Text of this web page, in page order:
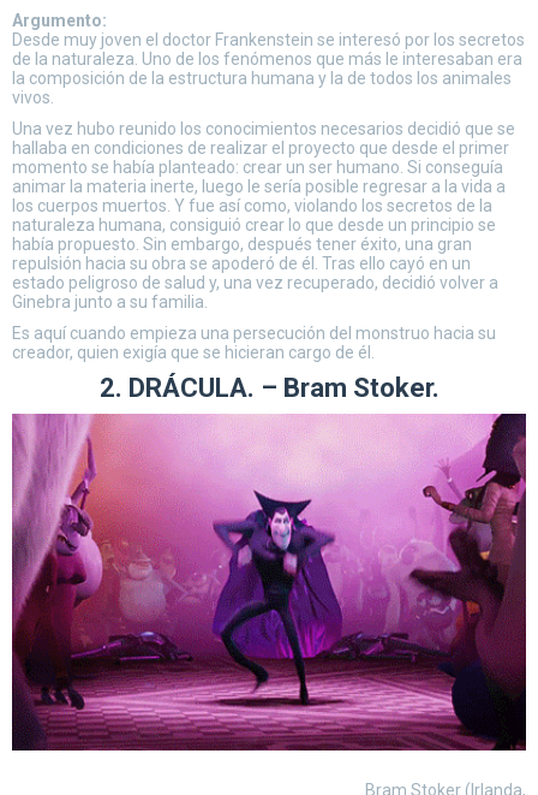
Argumento:
Desde muy joven el doctor Frankenstein se interesó por los secretos
de la naturaleza. Uno de los fenómenos que más le interesaban era
la composición de la estructura humana y la de todos los animales
vivos.
Una vez hubo reunido los conocimientos necesarios decidió que se
hallaba en condiciones de realizar el proyecto que desde el primer
momento se había planteado: crear un ser humano. Si conseguía
animar la materia inerte, luego le sería posible regresar a la vida a
los cuerpos muertos. Y fue así como, violando los secretos de la
naturaleza humana, consiguió crear lo que desde un principio se
había propuesto. Sin embargo, después tener éxito, una gran
repulsión hacia su obra se apoderó de él. Tras ello cayó en un
estado peligroso de salud y, una vez recuperado, decidió volver a
Ginebra junto a su familia.
Es aquí cuando empieza una persecución del monstruo hacia su
creador, quien exigía que se hicieran cargo de él.
2. DRÁCULA. – Bram Stoker.
Bram Stoker (Irlanda,